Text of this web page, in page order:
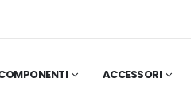
ACCESSORI